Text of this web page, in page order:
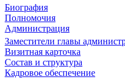
Биография
Полномочия
Администрация
Заместители главы
Визитная карточка
Состав и структура
Кадровое обеспечение